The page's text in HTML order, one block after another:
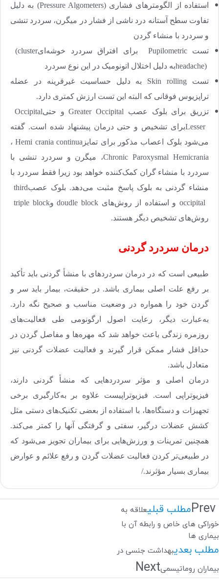
استفاده از الگومتر‌های فشاری (Pressure Algometers) به دلیل
تفاوت سطح آستانه درد ناشی از فشار در میگرن، سردرد تنشی
و سردرد با منشاء گردن
تست Pupilometric برای افتراق سردرد خوشه‌ای(cluster
headache)به دلیل اختلال اتونومیک در این نوع سردرد
تست Skin rolling به دلیل حساسیت غیرقرینه در عضله
تراپزیوس فوقانی که البته این تست ارزش کمتری دارد.
تزریق برای بلوک عصب Greater Occipital و حتیOccipital
Lesserبرای تشخیص و حتی درمان پیشنهاد شده است. گفته
می‌شود بلوک اعصاب مذکور برای تمایز Hemi crania continua ،
Chronic Paroxysmal Hemicrania، میگرن و سردرد تنشی با
سردرد با منشاء گران کمک‌کننده خواهد بود زیرا فقط سردرد با
منشاء گردنی به بلوک پاسخ مثبت می‌دهد. بلوک عصبthird
occipitalو استفاده از روش‌های doudle block وtriple block
روش‌های تشخیص دیگر هستند.
درمان سردرد گردنی
طبیعی است که در درمان سردردهای با منشأ گردنی باید تأکید
بر رفع علت اصلی بیماری باشد. در حقیقت، بیمار باید سر و
گردن خود را همواره در وضعیت مناسب و صحیح نگه دارد.
به‌عبارت دیگر، رعایت اصول ارگونومی طی فعالیت‌های
روزمره زندگی باعث خواهد شد که مهره‌ها و مفاصل گردن در
حداقل فشار ممکن قرار گیرند و فعالیت عضلات گردنی نیز
متعادل باشد.
درمان اصلی و مؤثر سردردهایی که منشأ گردنی دارند،
فیزیوتراپی است. فیزیوتراپیست علاوه بر به‌کارگیری برخی
تجهیزات و دستگاه‌ها، با استفاده از بعضی تکنیک‌های دستی مثل
کشش عضلات درگیر، سفتی و گرفتگی آنها را کمتر می‌کند.
همچنین تمرینات و ورزش‌هایی برای بیماران تجویز می‌شود که
در طبیعی‌تر کردن فعالیت عضلات گردن و رفع علائم و عوارض
بیماری بسیار مؤثرند./
Prevمطلب قبلیعلاقه به
خوراکی های خاص و رابطه آن با
بیماری ها
مطلب بعدیبهداشت جنسی در
بیماران روماتیسمیNext